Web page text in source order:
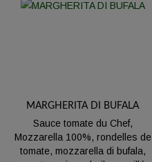
MARGHERITA DI BUFALA
Sauce tomate du Chef,
Mozzarella 100%, rondelles de
tomate, mozzarella di bufala,